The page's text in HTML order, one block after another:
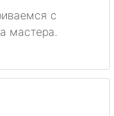
с
мастера.